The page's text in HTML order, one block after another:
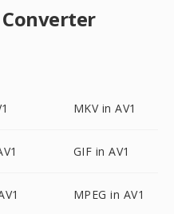
MKV in AV1
GIF in AV1
MPEG in AV1